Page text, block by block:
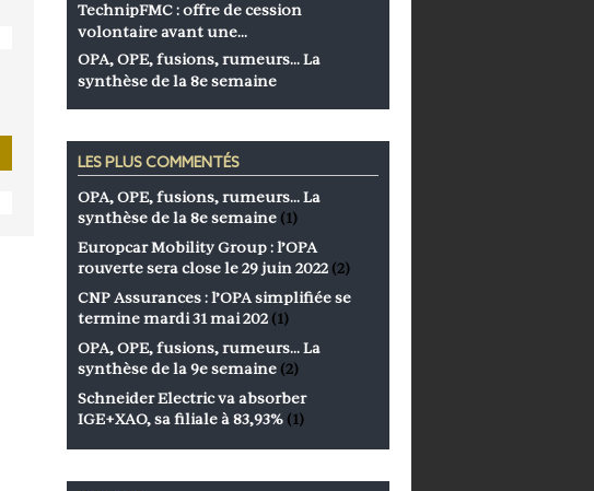
TechnipFMC : offre de cession
volontaire avant une…
OPA, OPE, fusions, rumeurs… La
synthèse de la 8e semaine
LES PLUS COMMENTÉS
OPA, OPE, fusions, rumeurs… La
synthèse de la 8e semaine (1)
Europcar Mobility Group : l’OPA
rouverte sera close le 29 juin 2022 (2)
CNP Assurances : l’OPA simplifiée se
termine mardi 31 mai 202 (1)
OPA, OPE, fusions, rumeurs… La
synthèse de la 9e semaine (2)
Schneider Electric va absorber
IGE+XAO, sa filiale à 83,93% (1)